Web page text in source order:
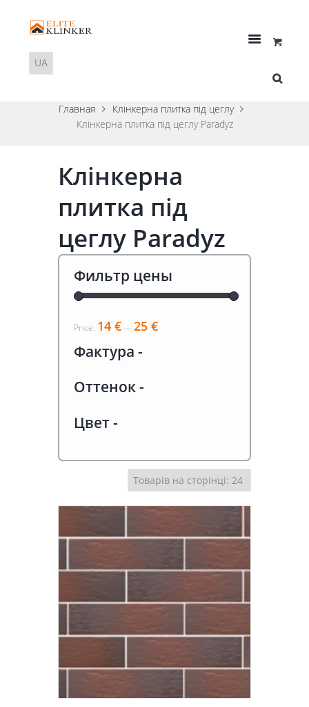
Главная
Клінкерна плитка під цеглу
Клінкерна плитка під цеглу Paradyz
Клінкерна
плитка під
цеглу Paradyz
Фильтр цены
Price: 14 €—25 €
Фактура -
Оттенок-
Цвет-